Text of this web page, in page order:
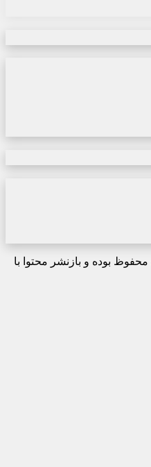
محفوظ بوده و بازنشر محتوا با